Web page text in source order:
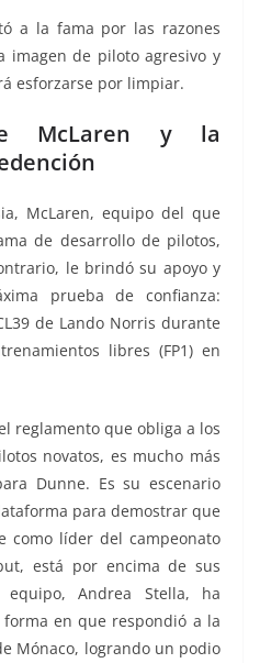
a la fama por las razones
imagen de piloto agresivo y
esforzarse por limpiar.
McLaren y la
McLaren, equipo del que
de desarrollo de pilotos,
le brindó su apoyo y
prueba de confianza:
de Lando Norris durante
libres (FP1) en
reglamento que obliga a los
novatos, es mucho más
Dunne. Es su escenario
para demostrar que
como líder del campeonato
está por encima de sus
Andrea Stella, ha
en que respondió a la
Mónaco, logrando un podio